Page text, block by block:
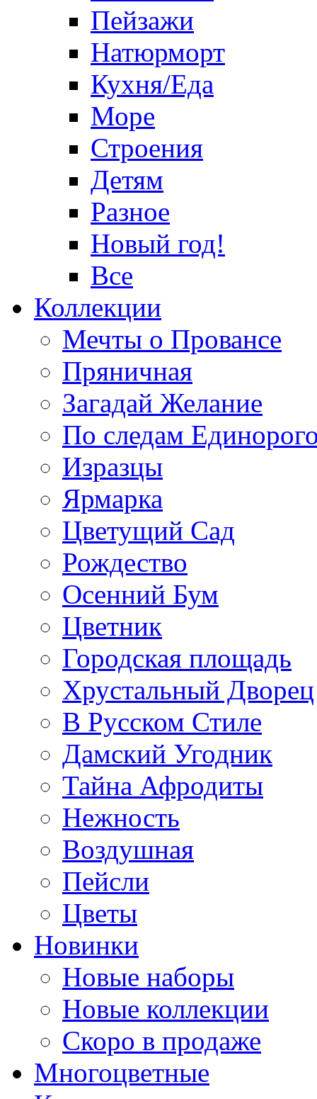
Пейзажи
Натюрморт
Кухня/Еда
Море
Строения
Детям
Разное
Новый год!
Все
Коллекции
Мечты о Провансе
Пряничная
Загадай Желание
По следам
Изразцы
Ярмарка
Цветущий Сад
Рождество
Осенний Бум
Цветник
Городская площадь
Хрустальный Дворец
В Русском Стиле
Дамский Угодник
Тайна Афродиты
Нежность
Воздушная
Пейсли
Цветы
Новинки
Новые наборы
Новые коллекции
Скоро в продаже
Многоцветные